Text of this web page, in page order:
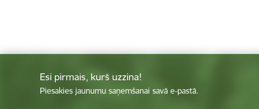
Esi pirmais, kurš uzzina!
Piesakies jaunumu saņemšanai savā e-pastā.